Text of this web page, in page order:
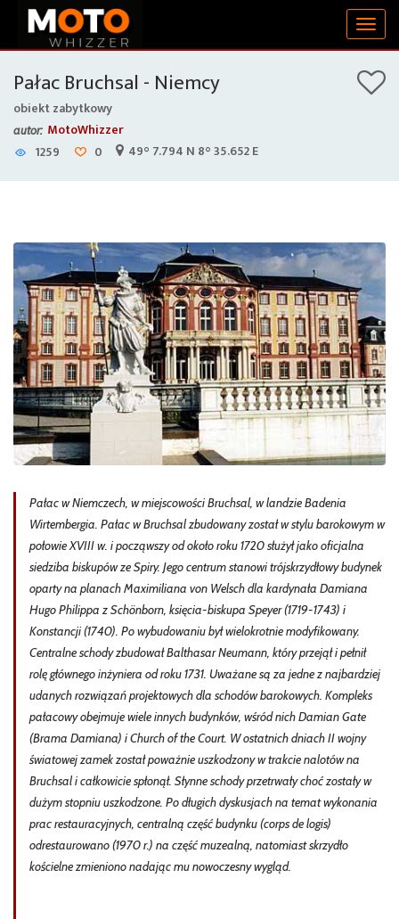
Pałac Bruchsal - Niemcy
obiekt zabytkowy
autor: MotoWhizzer
1259
0 49° 7.794 N 8° 35.652 E
Pałac w Niemczech, w miejscowości Bruchsal, w landzie Badenia
Wirtembergia. Pałac w Bruchsal zbudowany został w stylu barokowym w
połowie XVIII w. i począwszy od około roku 1720 służył jako oficjalna
siedziba biskupów ze Spiry. Jego centrum stanowi trójskrzydłowy budynek
oparty na planach Maximiliana von Welsch dla kardynała Damiana
Hugo Philippa z Schönborn, księcia-biskupa Speyer (1719-1743) i
Konstancji (1740). Po wybudowaniu był wielokrotnie modyfikowany.
Centralne schody zbudował Balthasar Neumann, który przejął i pełnił
rolę głównego inżyniera od roku 1731. Uważane są za jedne z najbardziej
udanych rozwiązań projektowych dla schodów barokowych. Kompleks
pałacowy obejmuje wiele innych budynków, wśród nich Damian Gate
(Brama Damiana) i Church of the Court. W ostatnich dniach II wojny
światowej zamek został poważnie uszkodzony w trakcie nalotów na
Bruchsal i całkowicie spłonął. Słynne schody przetrwały choć zostały w
dużym stopniu uszkodzone. Po długich dyskusjach na temat wykonania
prac restauracyjnych, centralną część budynku (corps de logis)
odrestaurowano (1970 r.) na część muzealną, natomiast skrzydło
kościelne zmieniono nadając mu nowoczesny wygląd.